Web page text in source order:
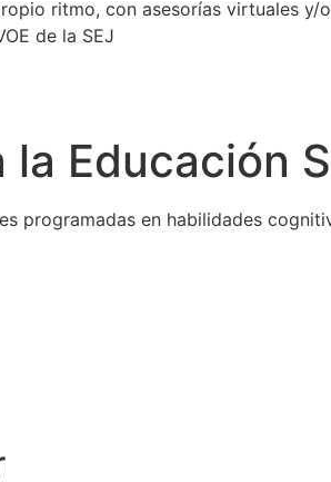
ritmo, con asesorías virtuales y/
de la SEJ
Educación
programadas en habilidades